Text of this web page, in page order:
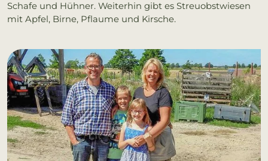
Schafe und Hühner. Weiterhin gibt es Streuobstwiesen
mit Apfel, Birne, Pflaume und Kirsche.